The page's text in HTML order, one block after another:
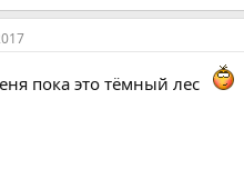
пока это тёмный лес